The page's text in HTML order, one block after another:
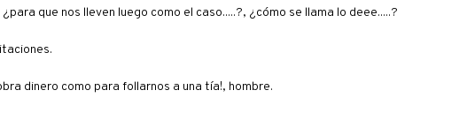
que nos lleven luego como el caso.....?, ¿cómo se llama lo deee.....?
dinero como para follarnos a una tía!, hombre.